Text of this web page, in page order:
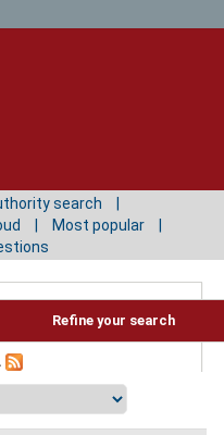
search
Most popular
Refine your search